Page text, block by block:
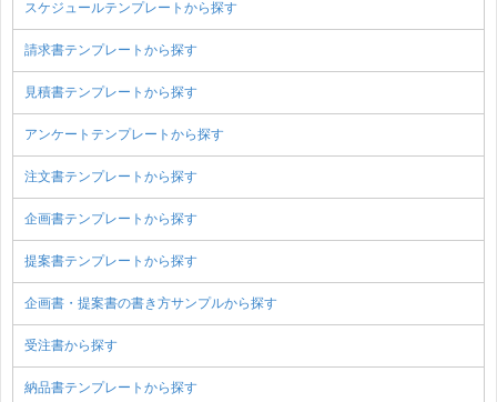
スケジュールテンプレートから探す
請求書テンプレートから探す
見積書テンプレートから探す
アンケートテンプレートから探す
注文書テンプレートから探す
企画書テンプレートから探す
提案書テンプレートから探す
企画書・提案書の書き方サンプルから探す
受注書から探す
納品書テンプレートから探す